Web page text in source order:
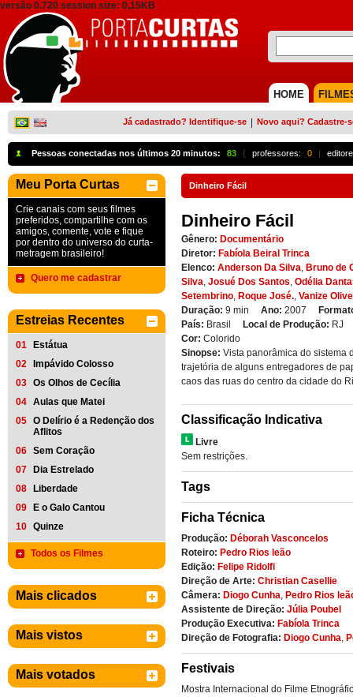
versão 0.720 session size: 0,15KB
HOME
Já cadastrado? Identifique-se Novo aqui? Cadastre-
Pessoas conectadas nos últimos 20 minutos: 83 { professores: 0 |
Meu Porta Curtas
Crie canais com seus filmes
preferidos, compartilhe com os
amigos, comente, vote e fique
por dentro do universo do curta-
metragem brasileiro!
Quero me cadastrar
Estreias Recentes
01
Estátua
02
Impávido Colosso
03 Os Olhos de Cecília
04 Aulas que Matei
05 O Delírio é a Redenção dos
Aflitos
06 Sem Coração
07
Dia Estrelado
08
Liberdade
09
E o Galo Cantou
10 Quinze
Todos os Filmes
Mais clicados
Mais vistos
Mais votados
Dinheiro Fácil
Dinheiro Fácil
Gênero: Documentário
Diretor: Fabíola Beiral Trinca
Elenco: Anderson Da Silva, Bruno de
Silva, Josué Dos Santos, Odélia
Setembrino, Roque José., Vanize
Duração: 9 min Ano: 2007
País: Brasil Local de Produção: RJ
Cor: Colorido
Sinopse: Vista panorâmica do sistema
trajetória de alguns entregadores de
caos das ruas do centro da cidade do
Classificação Indicativa
Livre
Sem restrições.
Tags
Ficha Técnica
Produção: Déborah Vasconcelos
Roteiro: Pedro Rios leão
Edição: Felipe Ridolfi
Direção de Arte: Christian Casellie
Câmera: Diogo Cunha, Pedro Rios
Assistente de Direção: Júlia Poubel
Produção Executiva: Fabíola Trinca
Direção de Fotografia: Diogo Cunha,
Festivais
Mostra Internacional do Filme